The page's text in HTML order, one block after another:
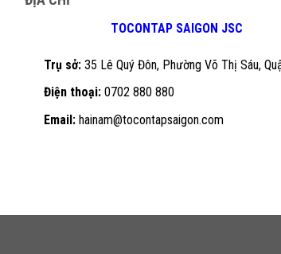
TOCONTAP SAIGON JSC
Trụ sở:35 Lê Quý Đôn, Phường Võ Thị Sáu,
Điện thoại: 0702 880 880
Email: hainam@tocontapsaigon.com